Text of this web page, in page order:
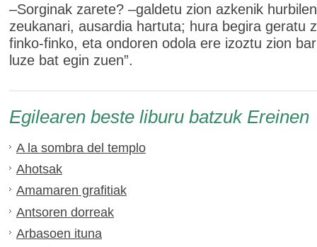
–Sorginak zarete? –galdetu zion azkenik hurbilen
zeukanari, ausardia hartuta; hura begira geratu
finko-finko, eta ondoren odola ere izoztu zion
luze bat egin zuen”.
Egilearen beste liburu batzuk Ereinen
A la sombra del templo
Ahotsak
Amamaren grafitiak
Antsoren dorreak
Arbasoen ituna